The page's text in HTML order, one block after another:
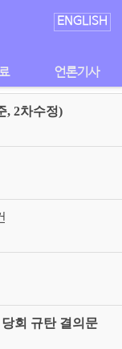
ENGLISH
언론기사
, 2차수정)
회 규탄 결의문